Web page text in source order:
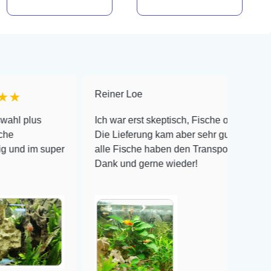
Ich war erst skeptisch, Fische online zu bestellen!
Die Lieferung kam aber sehr gut verpackt an und
alle Fische haben den Transport überlebt! Vielen
Dank und gerne wieder!